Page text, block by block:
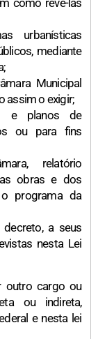
como revê-las
urbanísticas
mediante
Municipal
assim o exigir;
e planos de
ou para fins
relatório
obras e dos
programa da
a seus
nesta Lei
outro cargo ou
ou indireta,
e nesta lei